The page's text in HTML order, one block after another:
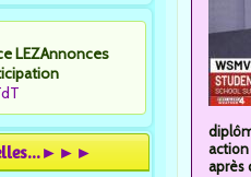
LEZAnnonces
action
après